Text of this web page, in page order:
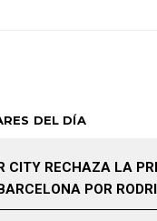
DEL DÍA
CITY RECHAZA LA
POR RODRI